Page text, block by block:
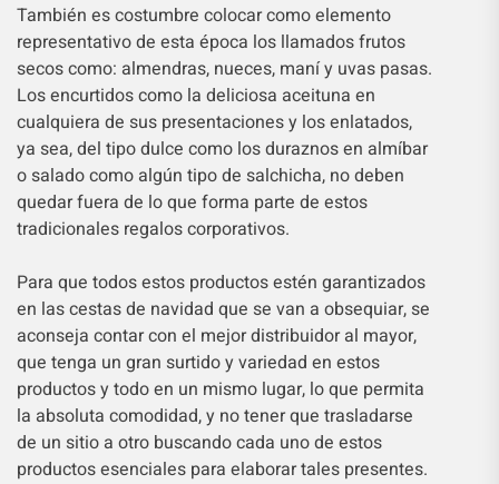
También es costumbre colocar como elemento
representativo de esta época los llamados frutos
secos como: almendras, nueces, maní y uvas pasas.
Los encurtidos como la deliciosa aceituna en
cualquiera de sus presentaciones y los enlatados,
ya sea, del tipo dulce como los duraznos en almíbar
o salado como algún tipo de salchicha, no deben
quedar fuera de lo que forma parte de estos
tradicionales regalos corporativos.
Para que todos estos productos estén garantizados
en las cestas de navidad que se van a obsequiar, se
aconseja contar con el mejor distribuidor al mayor,
que tenga un gran surtido y variedad en estos
productos y todo en un mismo lugar, lo que permita
la absoluta comodidad, y no tener que trasladarse
de un sitio a otro buscando cada uno de estos
productos esenciales para elaborar tales presentes.